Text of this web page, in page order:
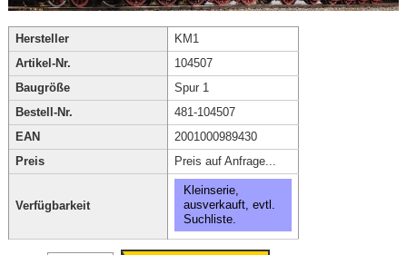
Hersteller
KM1
Artikel-Nr.
104507
Baugröße
Spur 1
Bestell-Nr.
481-104507
EAN
2001000989430
Preis
Preis auf Anfrage...
Verfügbarkeit
Kleinserie,
ausverkauft, evtl.
Suchliste.